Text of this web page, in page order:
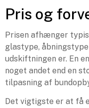
Pris og
Prisen afhænger
glastype,
udskiftningen er. En
noget andet end en
tilpasning af
Det vigtigste er at få